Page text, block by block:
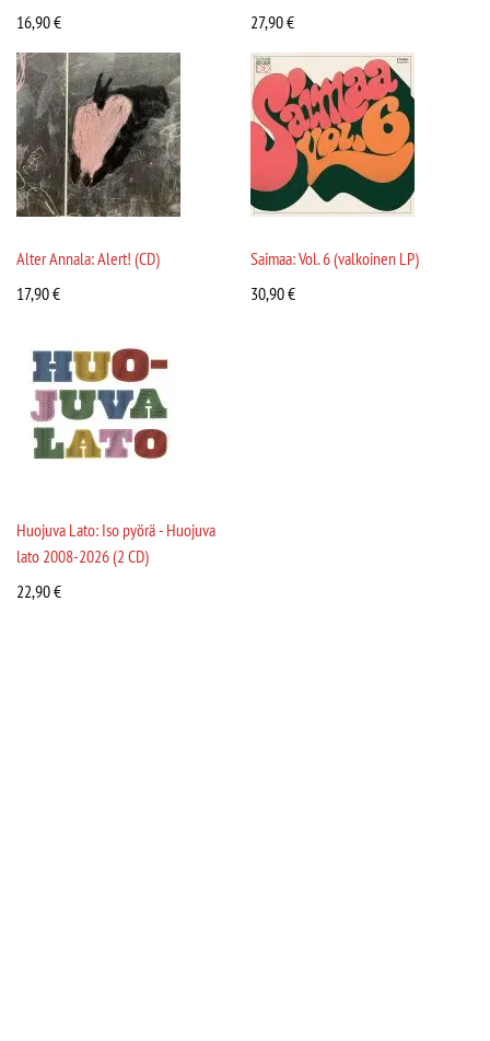
16,90€ 27,90€
Alter Annala: Alert! (CD)
17,90€
Saimaa: Vol. 6 (valkoinen LP)
30,90€
Huojuva Lato: Iso pyörä - Huojuva
lato 2008-2026 (2 CD)
22,90€